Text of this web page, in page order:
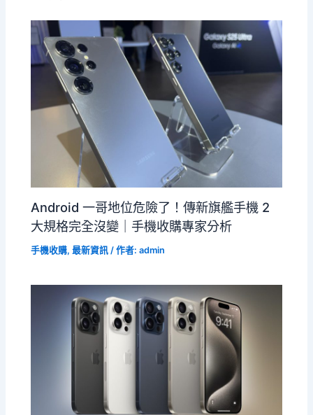
Android 一哥地位危險了！傳新旗艦手機 2
大規格完全沒變｜手機收購專家分析
手機收購,最新資訊 / 作者:admin